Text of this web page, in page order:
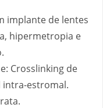
implante de lentes
hipermetropia e
Crosslinking de
intra-estromal.